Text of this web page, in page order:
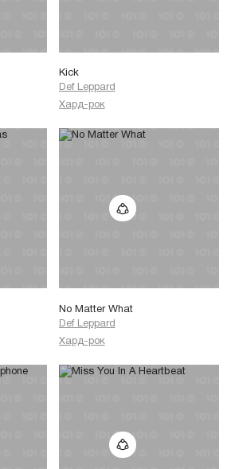
Kick
Def Leppard
Хард-рок
No Matter What
Def Leppard
Хард-рок